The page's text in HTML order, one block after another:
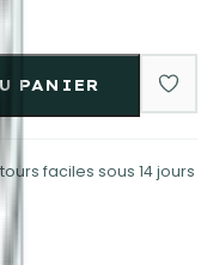
PANIER
faciles sous 14 jours